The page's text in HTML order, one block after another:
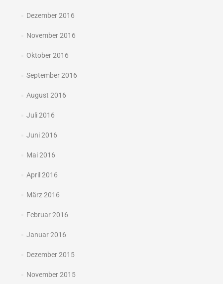
Dezember 2016
November 2016
Oktober 2016
September 2016
August 2016
Juli 2016
Juni 2016
Mai 2016
April 2016
März 2016
Februar 2016
Januar 2016
Dezember 2015
November 2015